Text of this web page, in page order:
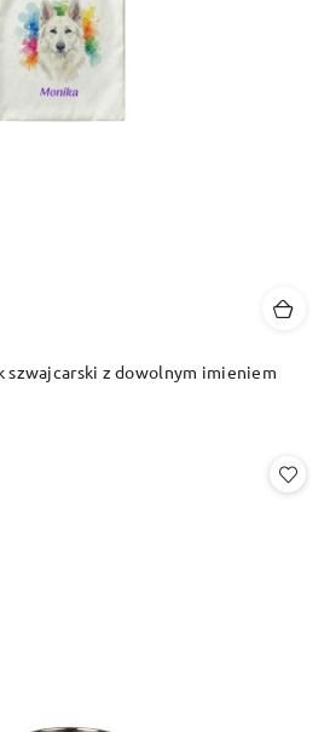
szwajcarski z dowolnym imieniem